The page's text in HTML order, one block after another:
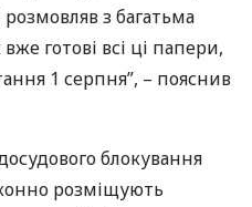
розмовляв з багатьма
готові всі ці папери,
1 серпня”, – пояснив
блокування
розміщують